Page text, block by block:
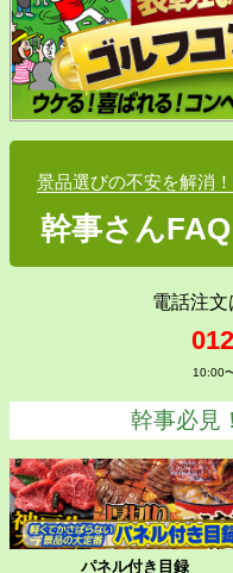
景品選びの不安を解消！
幹事さんFAQ
電話注
10:00
幹事必見
パネル付き目録